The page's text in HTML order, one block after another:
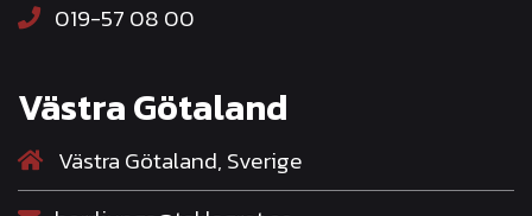
019-57 08 00
Västra Götaland
Västra Götaland, Sverige